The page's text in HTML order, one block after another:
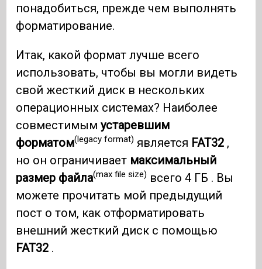
понадобиться, прежде чем выполнять
форматирование.
Итак, какой формат лучше всего
использовать, чтобы вы могли видеть
свой жесткий диск в нескольких
операционных системах? Наиболее
совместимымустаревшим
форматом(legacy format) является FAT32 ,
но он ограничивает максимальный
размер файла(max file size) всего 4 ГБ . Вы
можете прочитать мой предыдущий
пост о том, как отформатировать
внешний жесткий диск с помощью
FAT32 .